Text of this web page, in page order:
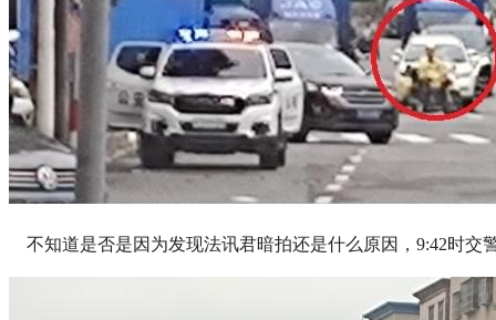
不知道是否是因为发现法讯君暗拍还是什么原因，9:42时交